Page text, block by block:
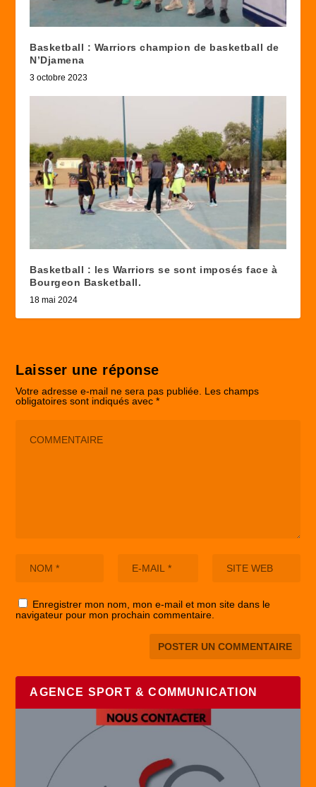
Basketball : Warriors champion de basketball de
N’Djamena
3 octobre 2023
Basketball : les Warriors se sont imposés face à
Bourgeon Basketball.
18 mai 2024
Laisser une réponse
Votre adresse e-mail ne sera pas publiée. Les champs
obligatoires sont indiqués avec*
Enregistrer mon nom, mon e-mail et mon site dans le
navigateur pour mon prochain commentaire.
AGENCE SPORT & COMMUNICATION